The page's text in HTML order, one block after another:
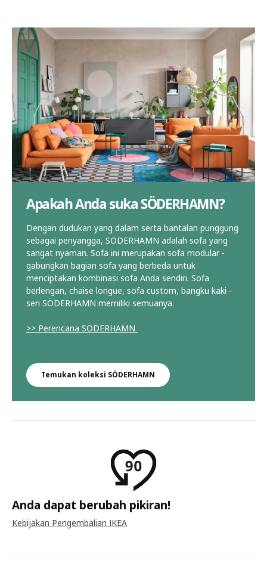
Apakah Anda suka SÖDERHAMN?
Dengan dudukan yang dalam serta bantalan punggung
sebagai penyangga, SÖDERHAMN adalah sofa yang
sangat nyaman. Sofa ini merupakan sofa modular -
gabungkan bagian sofa yang berbeda untuk
menciptakan kombinasi sofa Anda sendiri. Sofa
berlengan, chaise longue, sofa custom, bangku kaki -
seri SÖDERHAMN memiliki semuanya.
>> Perencana SÖDERHAMN
Temukan koleksi SÖDERHAMN
Anda dapat berubah pikiran!
Kebijakan Pengembalian IKEA